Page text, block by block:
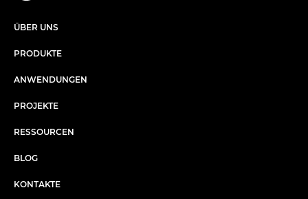
ÜBER UNS​
PRODUKTE
ANWENDUNGEN
PROJEKTE
RESSOURCEN
BLOG
KONTAKTE